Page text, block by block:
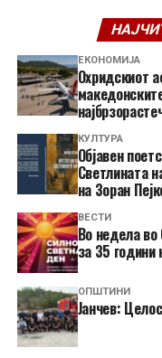
ЕКОНОМИЈА
Охридскиот
КУЛТУРА
Објавен
Светлината
на Зоран
ВЕСТИ
Во недела во
за 35 години
ОПШТИНИ
Јанчев: